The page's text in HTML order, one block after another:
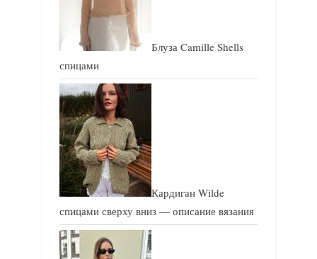
п
с
ь
:
Блуза Camille Shells
спицами
Кардиган Wilde
спицами сверху вниз — описание вязания